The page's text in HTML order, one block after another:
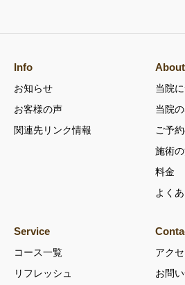
Info
お知らせ
お客様の声
関連先リンク情報
当院
当院
ご予
施術
料金
よく
Service
コース一覧
リフレッシュ
アク
お問